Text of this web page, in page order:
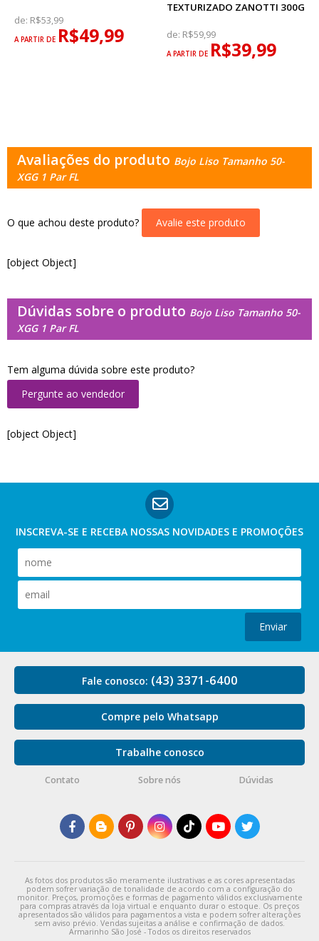
de: R$53,99
A PARTIR DE R$49,99
TEXTURIZADO ZANOTTI 300G
de: R$59,99
A PARTIR DE R$39,99
Avaliações do produto Bojo Liso Tamanho 50-
XGG 1 Par FL
O que achou deste produto? Avalie este produto
[object Object]
Dúvidas sobre o produto Bojo Liso Tamanho 50-
XGG 1 Par FL
Tem alguma dúvida sobre este produto?
Pergunte ao vendedor
[object Object]
INSCREVA-SE E RECEBA NOSSAS NOVIDADES E PROMOÇÕES
Enviar
Fale conosco: (43) 3371-6400
Compre pelo Whatsapp
Trabalhe conosco
Contato Sobre nós Dúvidas
As fotos dos produtos são meramente ilustrativas e as cores apresentadas
podem sofrer variação de tonalidade de acordo com a configuração do
monitor. Preços, promoções e formas de pagamento válidos exclusivamente
para compras através da loja virtual e enquanto durar o estoque. Os preços
apresentados são válidos para pagamentos a vista e podem sofrer alterações
sem aviso prévio. Vendas sujeitas a análise e confirmação de dados.
Armarinho São José - Todos os direitos reservados